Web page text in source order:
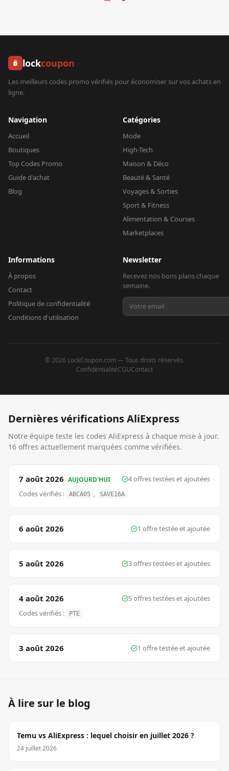
lockcoupon
Les meilleurs codes promo vérifiés pour économiser sur vos achats en
ligne.
Navigation
Accueil
Boutiques
Top Codes Promo
Guide d'achat
Blog
Catégories
Mode
High-Tech
Maison & Déco
Beauté & Santé
Voyages & Sorties
Sport & Fitness
Alimentation & Courses
Marketplaces
Informations
À propos
Contact
Politique de confidentialité
Conditions d'utilisation
Newsletter
Recevez nos bons plans chaque
semaine.
©2026 LockCoupon.com — Tous droits réservés.
ConfidentialitéCGUContact
Dernières vérificationsAliExpress
Notre équipe teste les codes AliExpress à chaque mise à jour.
16 offres actuellement marquées comme vérifiées.
7 août 2026 AUJOURD'HUI 4offrestestéeset ajoutées
Codes vérifiés :
ABCA05 , SAVE16A
6 août 2026 1 offretestéeet ajoutée
5 août 2026 3offrestestéeset ajoutées
4 août 2026 5offrestestéeset ajoutées
Codes vérifiés :
PTE
3 août 2026 1 offretestéeet ajoutée
À lire sur le blog
Temu vs AliExpress : lequel choisir en juillet 2026 ?
24 juillet 2026